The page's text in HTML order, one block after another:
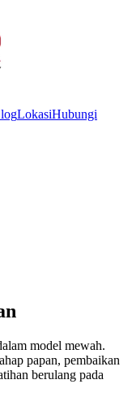
LokasiHubungi
model mewah.
papan, pembaikan
berulang pada